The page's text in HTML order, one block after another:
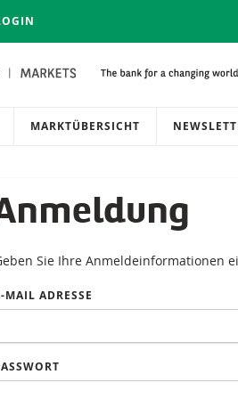
MARKTÜBERSICHT
Sie Ihre Anmeldeinformationen
MAIL ADRESSE